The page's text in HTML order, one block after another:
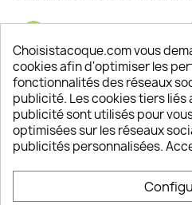
Satisfaction de nos
Depuis 2009, entre
sont satisfaits de nos produits
Un SAV à votre
Notre SAV est
Choisistacoque.com vous
cookies afin d'optimiser les
fonctionnalités des réseaux
publicité. Les cookies tiers liés
publicité sont utilisés pour
optimisées sur les réseaux
publicités personnalisées.